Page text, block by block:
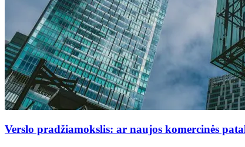
Verslo pradžiamokslis: ar naujos komercinės